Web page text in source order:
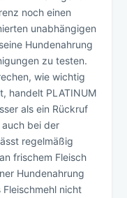
noch einen
unabhängigen
Hundenahrung
zu testen.
wie wichtig
handelt PLATINUM
als ein Rückruf
bei der
regelmäßig
frischem Fleisch
Hundenahrung
nicht